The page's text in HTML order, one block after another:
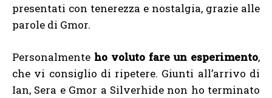
presentati con tenerezza e nostalgia, grazie alle
parole di Gmor.
Personalmente ho voluto fare un esperimento,
che vi consiglio di ripetere. Giunti all’arrivo di
Ian, Sera e Gmor a Silverhide non ho terminato